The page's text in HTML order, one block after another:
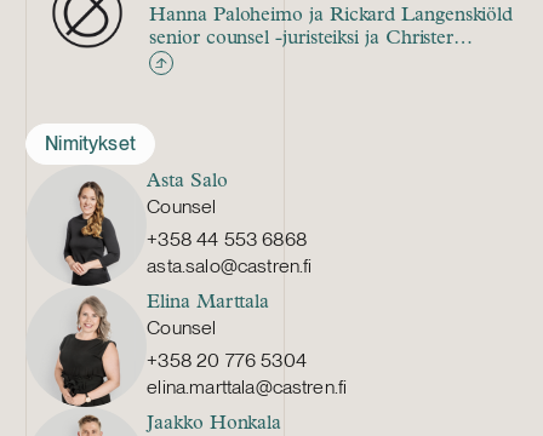
Hanna Paloheimo ja Rickard Langenskiöld
senior counsel -juristeiksi ja Christer
Svartström counsel-juristiksi
Nimitykset
Asta Salo
Counsel
+358 44 553 6868
asta.salo@castren.fi
Elina Marttala
Counsel
+358 20 776 5304
elina.marttala@castren.fi
Jaakko Honkala